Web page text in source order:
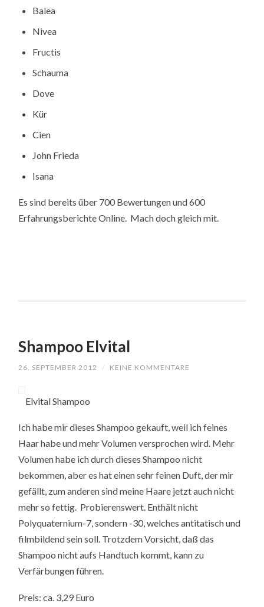
Balea
Nivea
Fructis
Schauma
Dove
Kür
Cien
John Frieda
Isana
Es sind bereits über 700 Bewertungen und 600
Erfahrungsberichte Online. Mach doch gleich mit.
Shampoo Elvital
26. SEPTEMBER 2012 / KEINE KOMMENTARE
Elvital Shampoo
Ich habe mir dieses Shampoo gekauft, weil ich feines
Haar habe und mehr Volumen versprochen wird. Mehr
Volumen habe ich durch dieses Shampoo nicht
bekommen, aber es hat einen sehr feinen Duft, der mir
gefällt, zum anderen sind meine Haare jetzt auch nicht
mehr so fettig. Probierenswert. Enthält nicht
Polyquaternium-7, sondern -30, welches antitatisch und
filmbildend sein soll. Trotzdem Vorsicht, daß das
Shampoo nicht aufs Handtuch kommt, kann zu
Verfärbungen führen.
Preis: ca. 3,29 Euro